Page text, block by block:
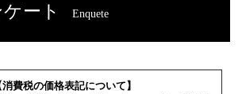
ート Enquete
消費税の価格表記について】